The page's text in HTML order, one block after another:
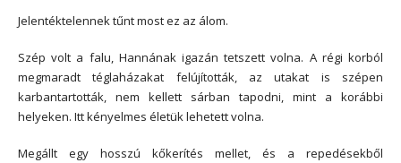
Jelentéktelennek tűnt most ez az álom.
Szép volt a falu, Hannának igazán tetszett volna. A régi korból
megmaradt téglaházakat felújították, az utakat is szépen
karbantartották, nem kellett sárban tapodni, mint a korábbi
helyeken. Itt kényelmes életük lehetett volna.
Megállt egy hosszú kőkerítés mellet, és a repedésekből